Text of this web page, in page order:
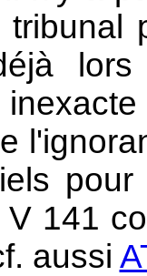
141
aussi